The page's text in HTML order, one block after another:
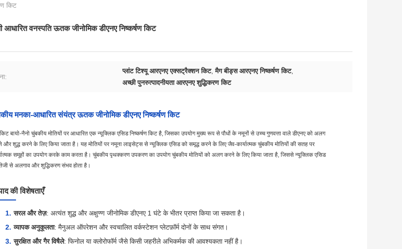
किट
आधारित वनस्पति ऊतक जीनोमिक डीएनए निष्कर्षण किट
प्लांट टिश्यू आरएनए एक्सट्रैक्शन किट,मैग बीड्स आरएनए निष्कर्षण किट,
अच्छी पुनरुत्पादनीयता आरएनए शुद्धिकरण किट
मनका-आधारित संयंत्र ऊतक जीनोमिक डीएनए निष्कर्षण किट
बायो-नैनो चुंबकीय मोतियों पर आधारित एक न्यूक्लिक एसिड निष्कर्षण किट है, जिसका उपयोग मुख्य रूप से पौधों के नमूनों से उच्च गुणवत्ता वाले डीएनए को अलग
और शुद्ध करने के लिए किया जाता है। यह मोतियों पर नमूना लाइसेट्स से न्यूक्लिक एसिड को समृद्ध करने के लिए जैव-कार्यात्मक चुंबकीय मोतियों की सतह पर
समूहों का उपयोग करके काम करता है। चुंबकीय पृथक्करण उपकरण का उपयोग चुंबकीय मोतियों को अलग करने के लिए किया जाता है, जिससे न्यूक्लिक एसिड
से अलगाव और शुद्धिकरण संभव होता है।
की विशेषताएँ
सरल और तेज़: अत्यंत शुद्ध और अक्षुण्ण जीनोमिक डीएनए 1 घंटे के भीतर प्राप्त किया जा सकता है।
व्यापक अनुकूलता: मैनुअल ऑपरेशन और स्वचालित वर्कस्टेशन प्लेटफ़ॉर्म दोनों के साथ संगत।
सुरक्षित और गैर विषैले: फिनोल या क्लोरोफॉर्म जैसे किसी जहरीले अभिकर्मक की आवश्यकता नहीं है।